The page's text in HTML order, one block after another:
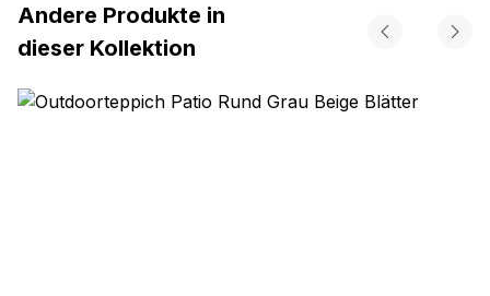
Andere Produkte in
dieser Kollektion